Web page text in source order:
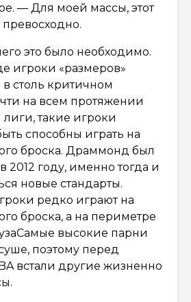
— Для моей массы, этот
превосходно.
это было необходимо.
игроки «размеров»
столь критичном
на всем протяжении
такие игроки
способны играть на
броска. Драммонд был
2012 году, именно тогда и
новые стандарты.
редко играют на
броска, а на периметре
высокие парни
поэтому перед
встали другие жизненно